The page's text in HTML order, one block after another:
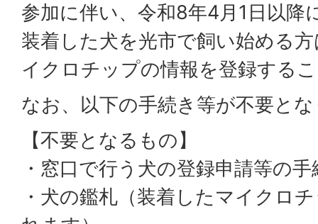
参加に伴い、令和8年4月1日以降
装着した犬を光市で飼い始める
イクロチップの情報を登録する
なお、以下の手続き等が不要と
【不要となるもの】
・窓口で行う犬の登録申請等の手
・犬の鑑札（装着したマイクロ